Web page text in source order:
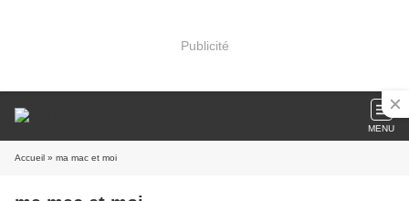
Publicité
MENU
Accueil » ma mac et moi